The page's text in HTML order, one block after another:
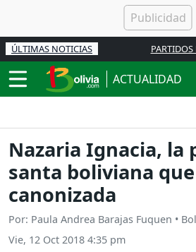
ÚLTIMAS NOTICIAS PARTIDOS
ACTUALIDAD
Nazaria Ignacia, la
santa boliviana
canonizada
Por: Paula Andrea Barajas Fuquen •
Vie, 12 Oct 2018 4:35 pm